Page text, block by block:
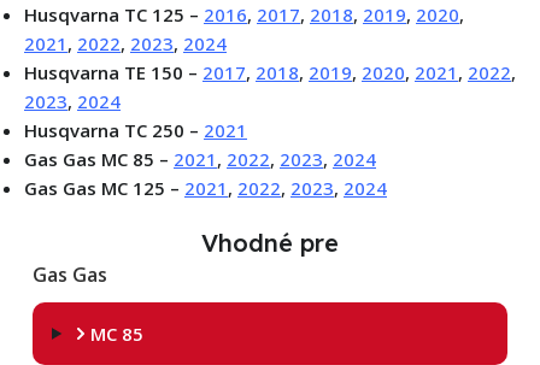
Husqvarna TC 125 – 2016, 2017, 2018, 2019, 2020,
2021 , 2022, 2023, 2024
Husqvarna TE 150 – 2017, 2018, 2019, 2020, 2021 , 2022,
2023, 2024
Husqvarna TC 250 – 2021
Gas Gas MC 85 – 2021 , 2022, 2023, 2024
Gas Gas MC 125 – 2021 , 2022, 2023, 2024
Vhodné pre
Gas Gas
MC 85